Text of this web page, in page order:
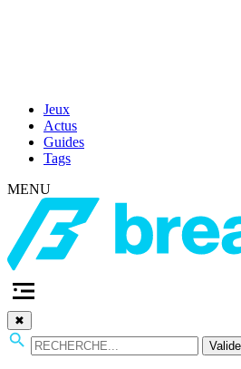
Jeux
Actus
Guides
Tags
MENU
✖